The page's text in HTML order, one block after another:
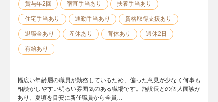
賞与年2回 宿直手当あり 扶養手当あり
住宅手当あり 通勤手当あり 資格取得支援あり
退職金あり 産休あり 育休あり 週休2日
有給あり
幅広い年齢層の職員が勤務しているため、偏った意見が少なく何事も
相談がしやすい明るい雰囲気のある職場です。施設長との個人面談が
あり、夏頃を目安に新任職員から全員…